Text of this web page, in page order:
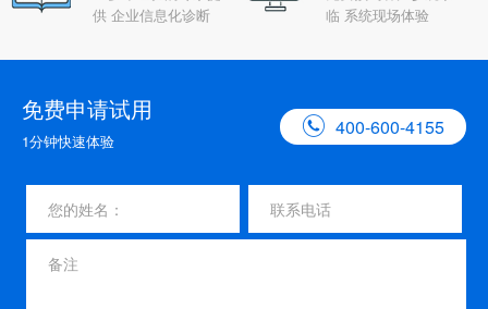
供 企业信息化诊断
临 系统现场体验
免费申请试用
1分钟快速体验
 400-600-4155